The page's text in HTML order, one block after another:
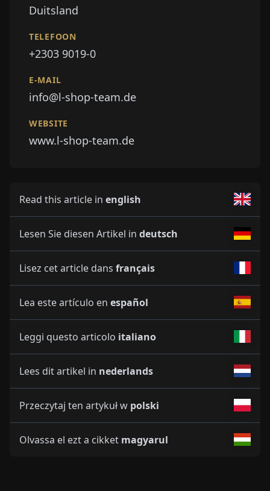
Duitsland
TELEFOON
+2303 9019-0
E-MAIL
info@l-shop-team.de
WEBSITE
www.l-shop-team.de
Read this article in english
Lesen Sie diesen Artikel in deutsch
Lisez cet article dans français
Lea este artículo en español
Leggi questo articolo italiano
Lees dit artikel in nederlands
Przeczytaj ten artykuł w polski
Olvassa el ezt a cikket magyarul